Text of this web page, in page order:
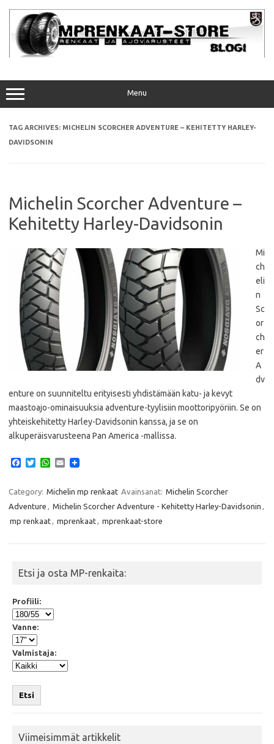
content
Menu
TAG ARCHIVES: MICHELIN SCORCHER ADVENTURE – KEHITETTY HARLEY-
DAVIDSONIN
Michelin Scorcher Adventure –
Kehitetty Harley-Davidsonin
Mi
ch
eli
n
Sc
or
ch
er
A
dv
enture on suunniteltu erityisesti yhdistämään katu- ja kevyt
maastoajo-ominaisuuksia adventure-tyylisiin moottoripyöriin. Se on
yhteiskehitetty Harley-Davidsonin kanssa, ja se on
alkuperäisvarusteena Pan America -mallissa.
e
o
o
T
t
e
r
W
t
s
A
p
E
i
l
Category: Michelin mp renkaat Avainsanat: Michelin Scorcher
Adventure , Michelin Scorcher Adventure - Kehitetty Harley-Davidsonin ,
mp renkaat, mprenkaat, mprenkaat-store
Etsi ja osta MP-renkaita:
Profiili:
Vanne:
Valmistaja:
Etsi
Viimeisimmät artikkelit